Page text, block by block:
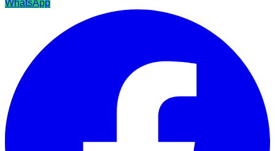
WhatsApp